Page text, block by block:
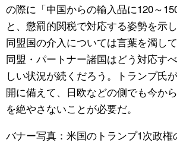
の際に「中国からの輸入品に120～
と、懲罰的関税で対応する姿勢を示
同盟国の介入については言葉を濁し
同盟・パートナー諸国はどう対応す
しい状況が続くだろう。トランプ氏
開に備えて、日欧などの側でも今か
を絶やさないことが必要だ。
バナー写真：米国のトランプ1次政